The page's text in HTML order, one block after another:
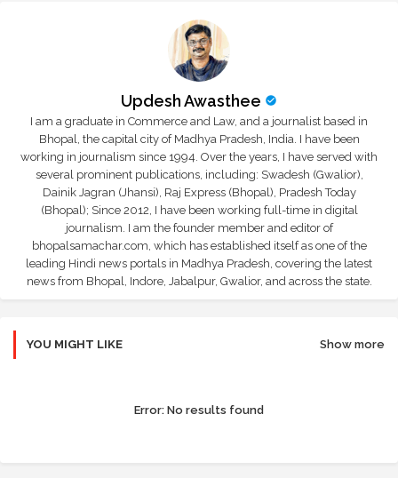
Updesh Awasthee
I am a graduate in Commerce and Law, and a journalist based in
Bhopal, the capital city of Madhya Pradesh, India. I have been
working in journalism since 1994. Over the years, I have served with
several prominent publications, including: Swadesh (Gwalior),
Dainik Jagran (Jhansi), Raj Express (Bhopal), Pradesh Today
(Bhopal); Since 2012, I have been working full-time in digital
journalism. I am the founder member and editor of
bhopalsamachar.com, which has established itself as one of the
leading Hindi news portals in Madhya Pradesh, covering the latest
news from Bhopal, Indore, Jabalpur, Gwalior, and across the state.
YOU MIGHT LIKE Show more
Error: No results found